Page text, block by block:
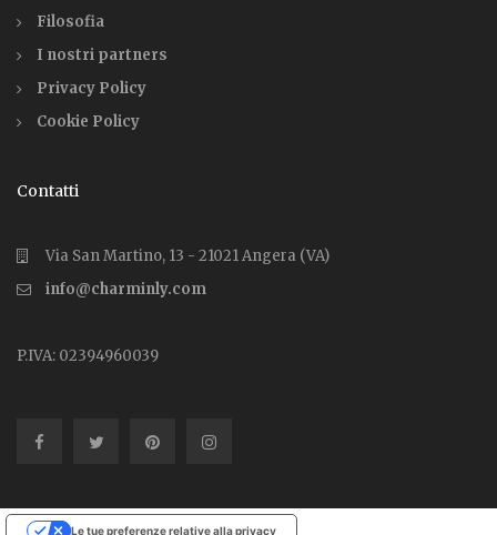
Filosofia
I nostri partners
Privacy Policy
Cookie Policy
Contatti
Via San Martino, 13 - 21021 Angera (VA)
info@charminly.com
P.IVA: 02394960039
Le tue preferenze relative alla privacy